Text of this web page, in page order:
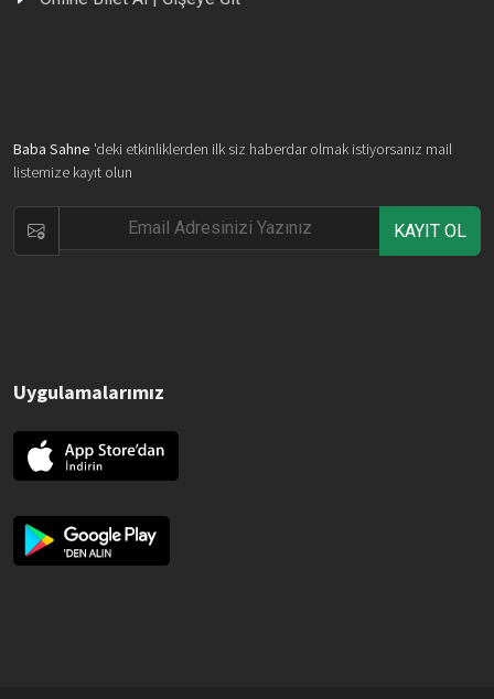
Baba Sahne 'deki etkinliklerden ilk siz haberdar olmak istiyorsanız mail
listemize kayıt olun
KAYIT OL
Uygulamalarımız